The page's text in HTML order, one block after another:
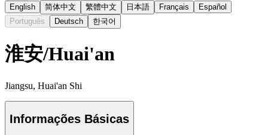
English 简体中文 繁體中文 日本語 Français
Español
Português
Deutsch 한국어
淮安/Huai'an
Jiangsu, Huai'an Shi
Informações Básicas